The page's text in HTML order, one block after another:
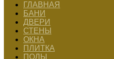
ГЛАВНАЯ
БАНИ
ДВЕРИ
СТЕНЫ
ОКНА
ПЛИТКА
ПОЛЫ